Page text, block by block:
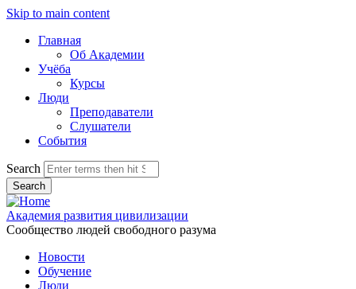
Skip to main content
Главная
Об Академии
Учёба
Курсы
Люди
Преподаватели
Слушатели
События
Search
Академия развития цивилизации
Сообщество людей свободного разума
Новости
Обучение
Люди